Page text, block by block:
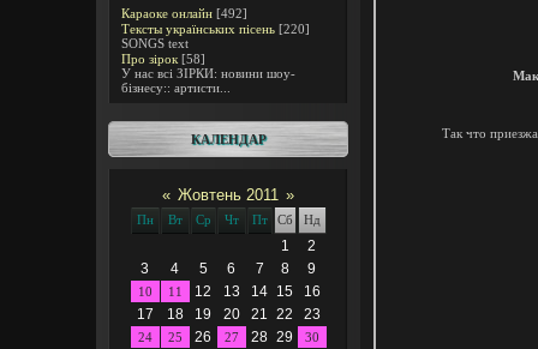
Караоке онлайн [492]
Тексты українських пісень [220]
SONGS text
Про зірок [58]
У нас всі ЗІРКИ: новини шоу-
бізнесу:: артисти...
КАЛЕНДАР
« Жовтень 2011 »
Пн Вт Ср Чт Пт Сб Нд
1
2
3
4 5 6 7 8 9
10 11 12 13 14 15
16
17
18 19 20 21 22 23
24 25 26 27 28 29 30
Так что